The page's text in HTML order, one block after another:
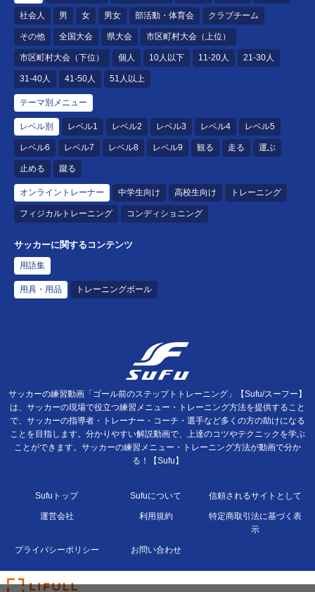
社会人 男 女 男女 部活動・体育会 クラブチーム
その他 全国大会 県大会 市区町村大会（上位）
市区町村大会（下位） 個人 10人以下 11-20人 21-30人
31-40人 41-50人 51人以上
テーマ別メニュー
レベル別 レベル1 レベル2 レベル3 レベル4 レベル5
レベル6 レベル7 レベル8 レベル9 観る 走る 運ぶ
止める 蹴る
オンライントレーナー 中学生向け 高校生向け トレーニング
フィジカルトレーニング コンディショニング
サッカーに関するコンテンツ
用語集
用具・用品 トレーニングボール
サッカーの練習動画「ゴール前のステップトトレーニング」【Sufu/スーフー】
は、サッカーの現場で役立つ練習メニュー・トレーニング方法を提供すること
で、サッカーの指導者・トレーナー・コーチ・選手など多くの方の助けになる
ことを目指します。分かりやすい解説動画で、上達のコツやテクニックを学ぶ
ことができます。サッカーの練習メニュー・トレーニング方法が動画で分か
る！【Sufu】
Sufuトップ Sufuについて 信頼されるサイトとして
運営会社 利用規約
特定商取引法に基づく表
示
プライバシーポリシー お問い合わせ